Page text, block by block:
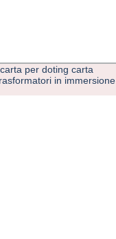
per doting carta
in immersione